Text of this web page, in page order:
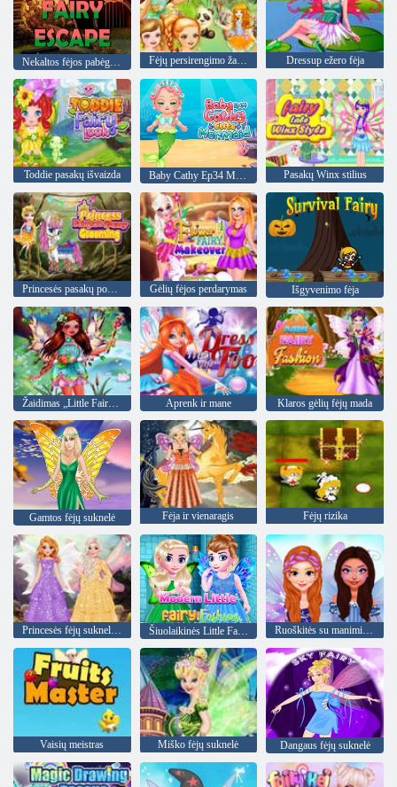
Fėjų persirengimo žaidimai mergaitėms Dressup ežero fėja
Toddie pasakų išvaizda Baby Cathy Ep34 Miela undinėlė Pasakų Winx stilius
Princesės pasakų ponių priežiūra Gėlių fėjos perdarymas Išgyvenimo fėja
Aprenk ir mane Klaros gėlių fėjų mada
Gamtos fėjų suknelė Fėja ir vienaragis Fėjų rizika
Princesės fėjų suknelės dizainas Šiuolaikinės Little Fairy mados Ruoškitės su manimi: Fairy Fashion Fantasy
Vaisių meistras Miško fėjų suknelė Dangaus fėjų suknelė